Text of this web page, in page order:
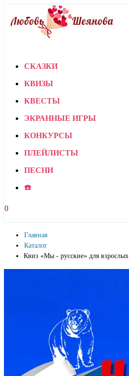
СКАЗКИ
КВИЗЫ
КВЕСТЫ
ЭКРАННЫЕ ИГРЫ
КОНКУРСЫ
ПЛЕЙЛИСТЫ
ПЕСНИ
☎️
0
Главная
Каталог
Квиз «‎Мы - русские» для взрослых